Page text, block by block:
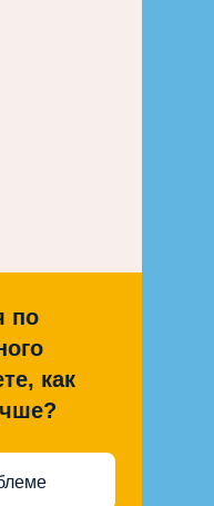
по
как